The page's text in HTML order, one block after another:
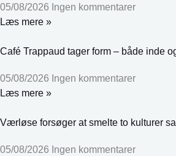
05/08/2026 Ingen kommentarer
Læs mere »
Café Trappaud tager form – både inde
05/08/2026 Ingen kommentarer
Læs mere »
Værløse forsøger at smelte to kulturer
05/08/2026 Ingen kommentarer